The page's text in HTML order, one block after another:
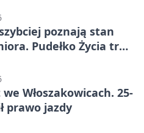
poznają stan
Pudełko Życia trafi
Włoszakowicach. 25-
prawo jazdy